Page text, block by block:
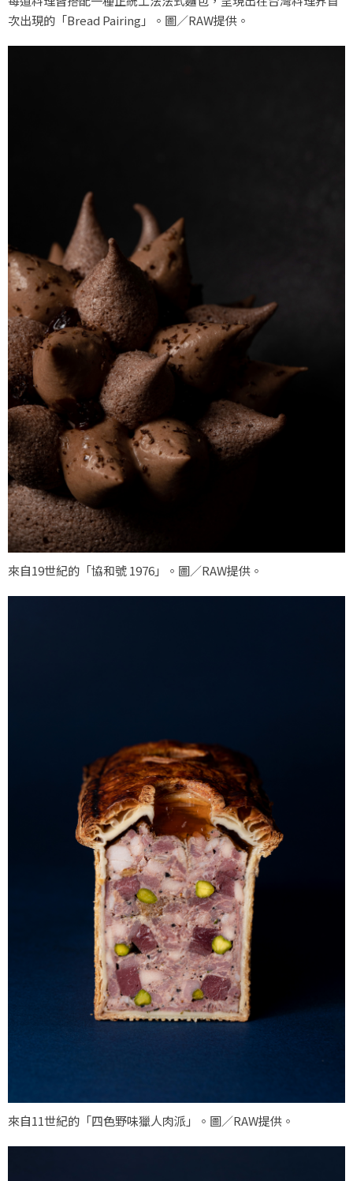
次出現的「Bread Pairing」。圖／RAW提供。
來自19世紀的「協和號 1976」。圖／RAW提供。
來自11世紀的「四色野味獵人肉派」。圖／RAW提供。